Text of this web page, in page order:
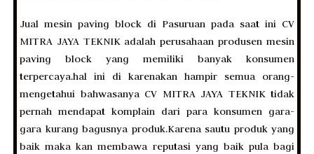
Jual mesin paving block di Pasuruan pada saat ini CV
MITRA JAYA TEKNIK adalah perusahaan produsen mesin
paving block yang memiliki banyak konsumen
terpercaya.hal ini di karenakan hampir semua orang-
mengetahui bahwasanya CV MITRA JAYA TEKNIK tidak
pernah mendapat komplain dari para konsumen gara-
gara kurang bagusnya produk.Karena sautu produk yang
baik maka kan membawa reputasi yang baik pula bagi